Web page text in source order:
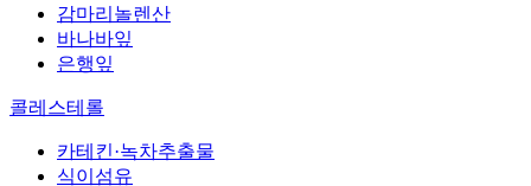
감마리놀렌산
바나바잎
은행잎
콜레스테롤
카테킨·녹차추출물
식이섬유